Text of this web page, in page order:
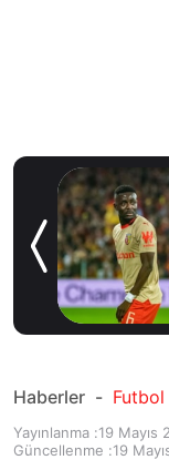
Haberler - Futbol
Yayınlanma :19 Mayıs
Güncellenme :19